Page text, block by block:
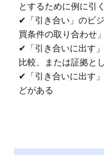
とするために例に引
✔︎「引き合い」のビ
買条件の取り合わせ」
✔︎「引き合いに出す
比較、または証拠と
✔︎「引き合いに出す
どがある